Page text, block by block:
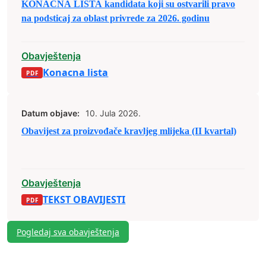
KONAČNA LISTA kandidata koji su ostvarili pravo
na podsticaj za oblast privrede za 2026. godinu
Obavještenja
Konacna lista
Datum objave:
10. Jula 2026.
Obavijest za proizvođače kravljeg mlijeka (II kvartal)
Obavještenja
TEKST OBAVIJESTI
Pogledaj sva obavještenja